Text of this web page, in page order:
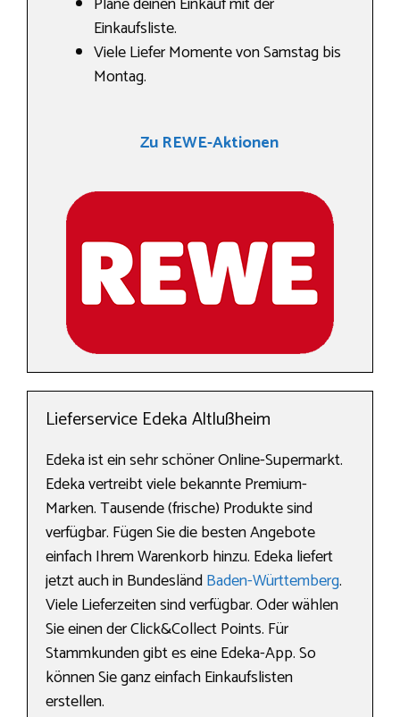
Einkaufsliste.
Viele Liefer Momente von Samstag bis
Montag.
Zu REWE-Aktionen
Lieferservice Edeka Altlußheim
Edeka ist ein sehr schöner Online-Supermarkt.
Edeka vertreibt viele bekannte Premium-
Marken. Tausende (frische) Produkte sind
verfügbar. Fügen Sie die besten Angebote
einfach Ihrem Warenkorb hinzu. Edeka liefert
jetzt auch in BundesländBaden-Württemberg.
Viele Lieferzeiten sind verfügbar. Oder wählen
Sie einen der Click&Collect Points. Für
Stammkunden gibt es eine Edeka-App. So
können Sie ganz einfach Einkaufslisten
erstellen.